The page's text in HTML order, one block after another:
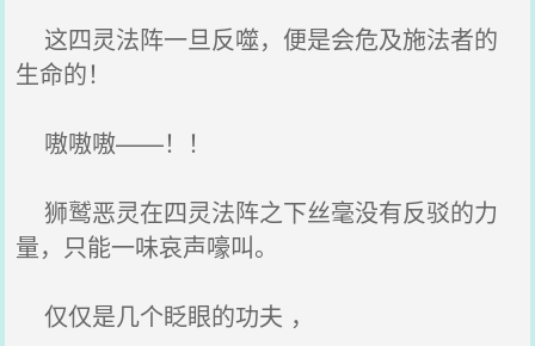
这四灵法阵一旦反噬，便是会危及施法者的
生命的！
嗷嗷嗷——！！
狮鹫恶灵在四灵法阵之下丝毫没有反驳的力
量，只能一味哀声嚎叫。
仅仅是几个眨眼的功夫 ，